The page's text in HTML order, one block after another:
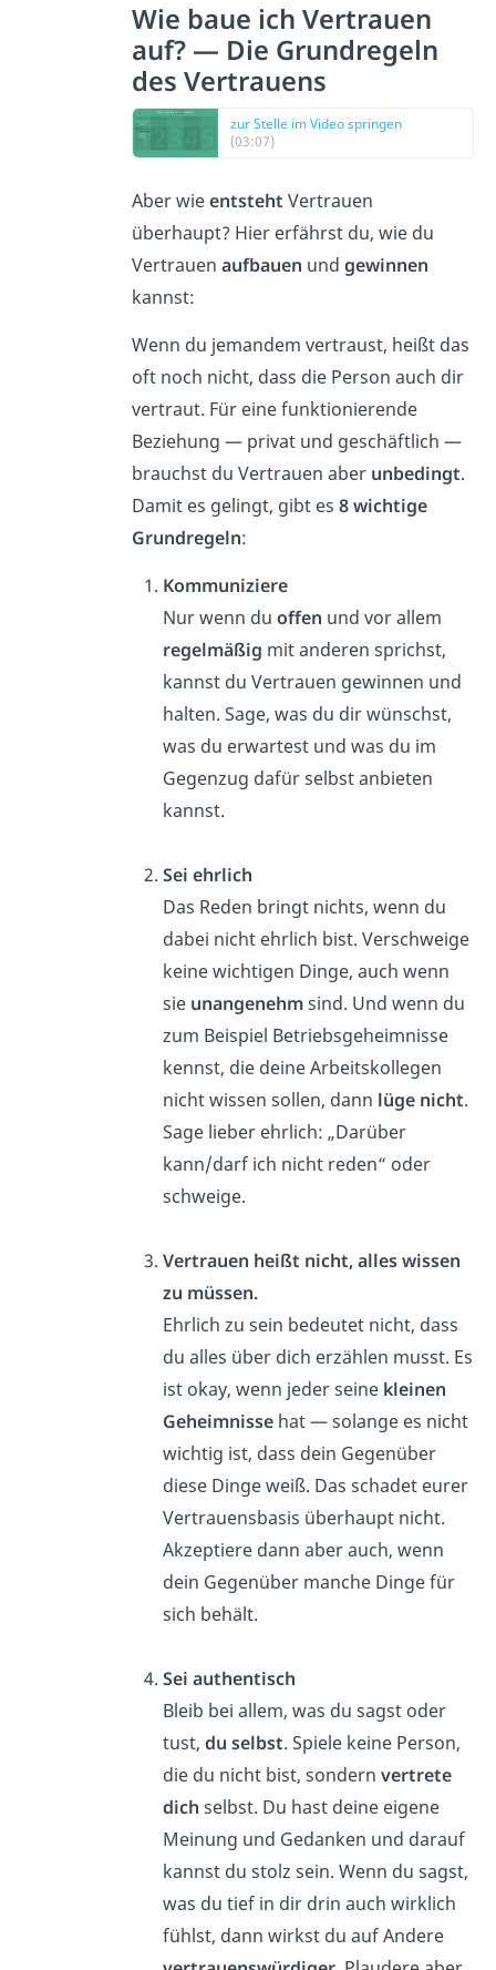
Wie baue ich Vertrauen
auf? — Die Grundregeln
des Vertrauens
zur Stelle im Video springen
(03:07)
Aber wieentsteht Vertrauen
überhaupt? Hier erfährst du, wie du
Vertrauen aufbauen und gewinnen
kannst:
Wenn du jemandem vertraust, heißt das
oft noch nicht, dass die Person auch dir
vertraut. Für eine funktionierende
Beziehung — privat und geschäftlich —
brauchst du Vertrauen aber unbedingt.
Damit es gelingt, gibt es 8 wichtige
Grundregeln:
Kommuniziere
Nur wenn du offen und vor allem
regelmäßig mit anderen sprichst,
kannst du Vertrauen gewinnen und
halten. Sage, was du dir wünschst,
was du erwartest und was du im
Gegenzug dafür selbst anbieten
kannst.
Sei ehrlich
Das Reden bringt nichts, wenn du
dabei nicht ehrlich bist. Verschweige
keine wichtigen Dinge, auch wenn
sie unangenehmsind. Und wenn du
zum Beispiel Betriebsgeheimnisse
kennst, die deine Arbeitskollegen
nicht wissen sollen, dann lüge nicht.
Sage lieber ehrlich: „Darüber
kann/darf ich nicht reden“ oder
schweige.
Vertrauen heißt nicht, alles wissen
zu müssen.
Ehrlich zu sein bedeutet nicht, dass
du alles über dich erzählen musst. Es
ist okay, wenn jeder seine kleinen
Geheimnissehat — solange es nicht
wichtig ist, dass dein Gegenüber
diese Dinge weiß. Das schadet eurer
Vertrauensbasis überhaupt nicht.
Akzeptiere dann aber auch, wenn
dein Gegenüber manche Dinge für
sich behält.
Sei authentisch
Bleib bei allem, was du sagst oder
tust, du selbst. Spiele keine Person,
die du nicht bist, sondern vertrete
dich selbst. Du hast deine eigene
Meinung und Gedanken und darauf
kannst du stolz sein. Wenn du sagst,
was du tief in dir drin auch wirklich
fühlst, dann wirkst du auf Andere